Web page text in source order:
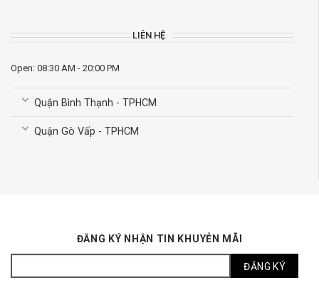
LIÊN HỆ
Open: 08:30 AM - 20:00 PM
Quận Bình Thạnh - TPHCM
Quận Gò Vấp - TPHCM
ĐĂNG KÝ NHẬN TIN KHUYỄN MÃI